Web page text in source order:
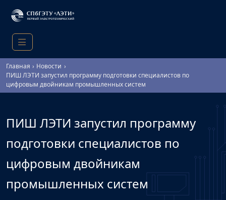
Главная
Новости
ПИШ ЛЭТИ запустил программу подготовки специалистов по
цифровым двойникам промышленных систем
ПИШ ЛЭТИ запустил программу
подготовки специалистов по
цифровым двойникам
промышленных систем